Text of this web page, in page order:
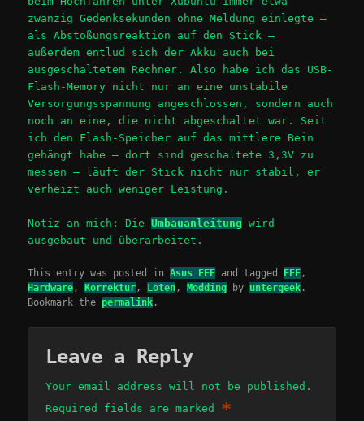
zwanzig Gedenksekunden ohne Meldung einlegte –
als Abstoßungsreaktion auf den Stick –
außerdem entlud sich der Akku auch bei
ausgeschaltetem Rechner. Also habe ich das USB-
Flash-Memory nicht nur an eine unstabile
Versorgungsspannung angeschlossen, sondern auch
noch an eine, die nicht abgeschaltet war. Seit
ich den Flash-Speicher auf das mittlere Bein
gehängt habe – dort sind geschaltete 3,3V zu
messen – läuft der Stick nicht nur stabil, er
verheizt auch weniger Leistung.
Notiz an mich: DieUmbauanleitung wird
ausgebaut und überarbeitet.
This entry was posted inAsus EEE and tagged EEE ,
Hardware ,Korrektur , Löten ,Modding by untergeek .
Bookmark the permalink .
Leave a Reply
Your email address will not be published.
Required fields are marked *